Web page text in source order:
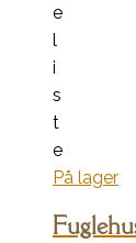
e
l
i
s
t
e
På lager